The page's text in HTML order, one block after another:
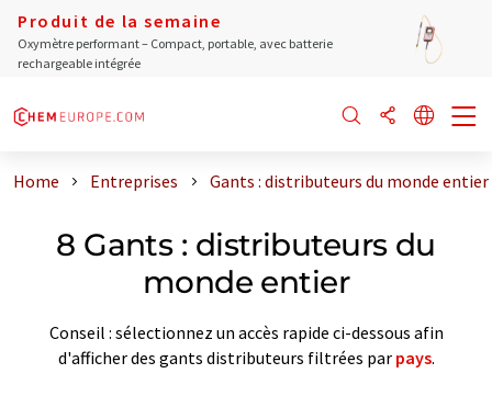
Produit de la semaine
Oxymètre performant – Compact, portable, avec batterie
rechargeable intégrée
Home Entreprises Gants : distributeurs du monde entier
8 Gants : distributeurs du
monde entier
Conseil : sélectionnez un accès rapide ci-dessous afin
d'afficher des gants distributeurs filtrées par pays.